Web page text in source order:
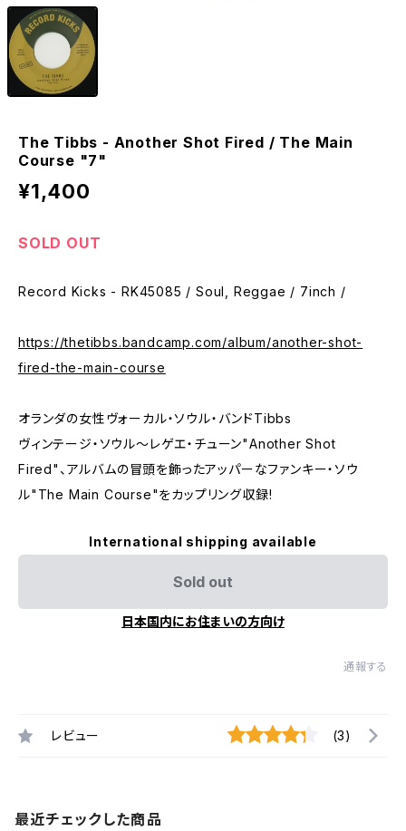
The Tibbs - Another Shot Fired / The Main
Course "7"
¥1,400
SOLD OUT
Record Kicks - RK45085 / Soul, Reggae / 7inch /
https://thetibbs.bandcamp.com/album/another-shot-
fired-the-main-course
オランダの女性ヴォーカル・ソウル・バンドTibbs
ヴィンテージ・ソウル～レゲエ・チューン"Another Shot
Fired"、アルバムの冒頭を飾ったアッパーなファンキー・ソウ
ル"The Main Course"をカップリング収録!
International shipping available
Sold out
日本国内にお住まいの方向け
通報する
レビュー (3)
最近チェックした商品